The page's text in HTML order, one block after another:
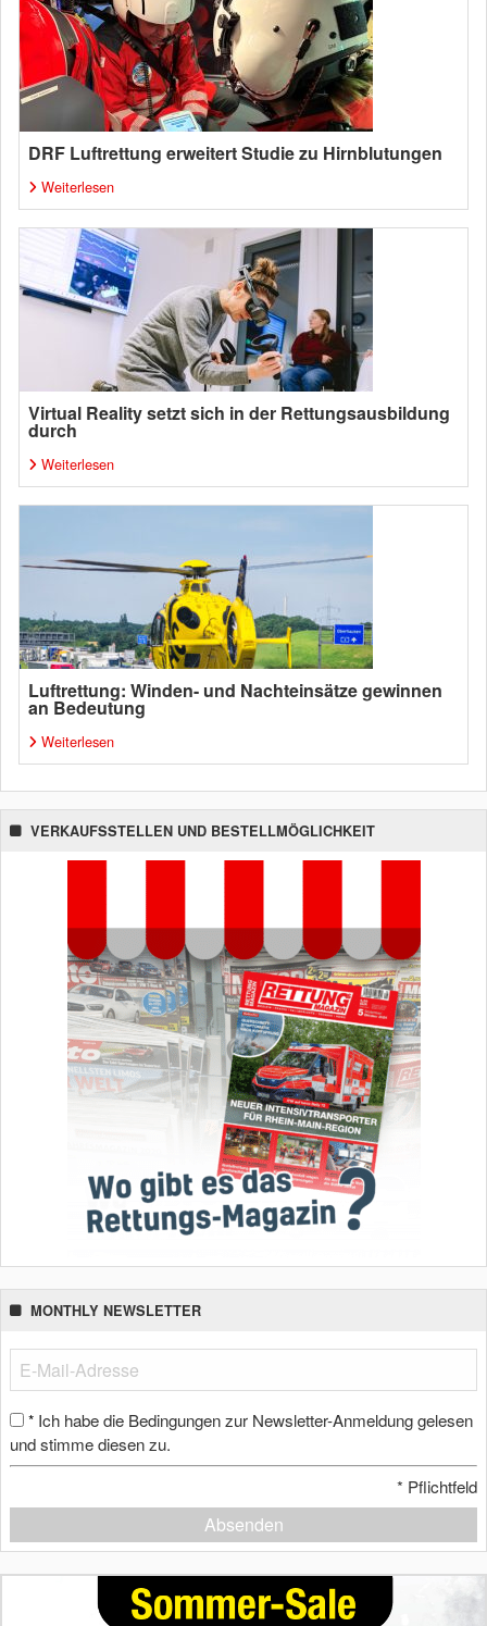
DRF Luftrettung erweitert Studie zu Hirnblutungen
Weiterlesen
Virtual Reality setzt sich in der Rettungsausbildung
durch
Weiterlesen
Luftrettung: Winden- und Nachteinsätze gewinnen
an Bedeutung
Weiterlesen
VERKAUFSSTELLEN UND BESTELLMÖGLICHKEIT
MONTHLY NEWSLETTER
* Ich habe die Bedingungen zur Newsletter-Anmeldung gelesen
und stimme diesen zu.
* Pflichtfeld
Absenden